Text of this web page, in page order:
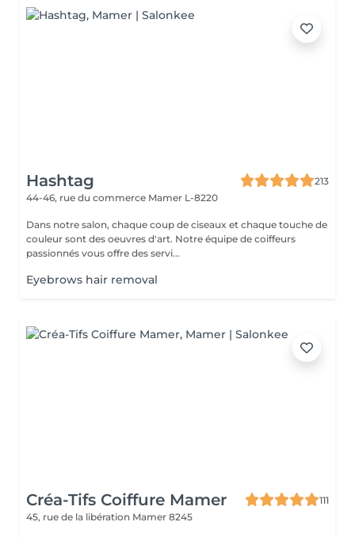
Hashtag
213
44-46, rue du commerce Mamer L-8220
Dans notre salon, chaque coup de ciseaux et chaque touche de
couleur sont des oeuvres d'art. Notre équipe de coiffeurs
passionnés vous offre des servi...
Eyebrows hair removal
Créa-Tifs Coiffure Mamer
111
45, rue de la libération Mamer 8245